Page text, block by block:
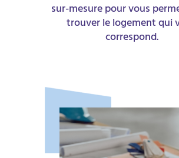
sur-mesure pour vous
trouver le logement qui
correspond.